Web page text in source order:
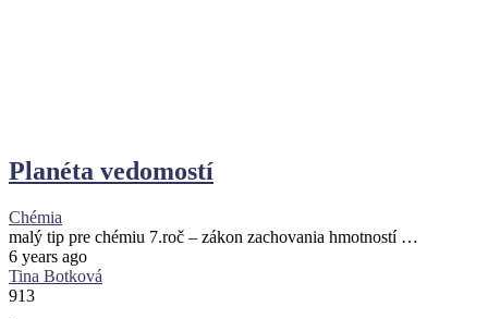
Planéta vedomostí
Chémia
malý tip pre chémiu 7.roč – zákon zachovania hmotností …
6 years ago
Tina Botková
913